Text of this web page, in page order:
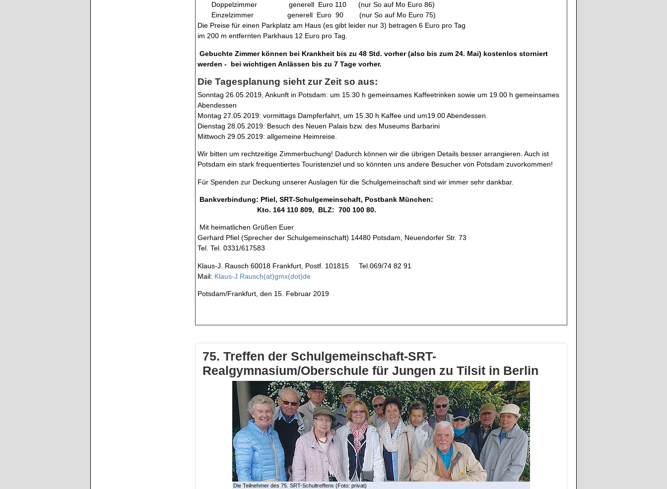
Doppelzimmer generell Euro 110 (nur So auf Mo Euro 86)
Einzelzimmer generell Euro 90 (nur So auf Mo Euro 75)
Die Preise für einen Parkplatz am Haus (es gibt leider nur 3) betragen 6 Euro pro Tag
im 200 m entfernten Parkhaus 12 Euro pro Tag.
Gebuchte Zimmer können bei Krankheit bis zu 48 Std. vorher (also bis zum 24. Mai) kostenlos storniert
werden - bei wichtigen Anlässen bis zu 7 Tage vorher.
Die Tagesplanung sieht zur Zeit so aus:
Sonntag 26.05.2019, Ankunft in Potsdam: um 15.30 h gemeinsames Kaffeetrinken sowie um 19.00 h gemeinsames
Abendessen
Montag 27.05.2019: vormittags Dampferfahrt, um 15.30 h Kaffee und um19.00 Abendessen.
Dienstag 28.05.2019: Besuch des Neuen Palais bzw. des Museums Barbarini
Mittwoch 29.05.2019: allgemeine Heimreise.
Wir bitten um rechtzeitige Zimmerbuchung! Dadurch können wir die übrigen Details besser arrangieren. Auch ist
Potsdam ein stark frequentiertes Touristenziel und so könnten uns andere Besucher von Potsdam zuvorkommen!
Für Spenden zur Deckung unserer Auslagen für die Schulgemeinschaft sind wir immer sehr dankbar.
Bankverbindung: Pfiel, SRT-Schulgemeinschaft, Postbank München:
Kto. 164 110 809, BLZ: 700 100 80.
Mit heimatlichen Grüßen Euer
Gerhard Pfiel (Sprecher der Schulgemeinschaft) 14480 Potsdam, Neuendorfer Str. 73
Tel. Tel. 0331/617583
Klaus-J. Rausch 60018 Frankfurt, Postf. 101815 Tel.069/74 82 91
Mail: Klaus-J.Rausch(at)gmx(dot)de
Potsdam/Frankfurt, den 15. Februar 2019
75. Treffen der Schulgemeinschaft-SRT-
Realgymnasium/Oberschule für Jungen zu Tilsit in Berlin
Die Teilnehmer des 75. SRT-Schultreffens (Foto: privat)